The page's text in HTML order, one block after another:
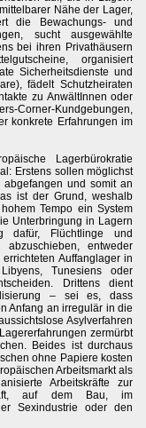
Nähe der Lager,
die Bewachungs- und
sucht ausgewählte
bei ihren Privathäusern
organisiert
Sicherheitsdienste und
fädelt Schutzheiraten
zu AnwältInnen oder
Corner-Kundgebungen,
konkrete Erfahrungen im
Lagerbürokratie
Erstens sollen möglichst
und somit an
ist der Grund, weshalb
Tempo ein System
Unterbringung in Lagern
dafür, Flüchtlinge und
abzuschieben, entweder
Auffanglager in
Tunesiens oder
Drittens dient
– sei es, dass
Anfang an irregulär in die
Asylverfahren
zermürbt
Beides ist durchaus
ohne Papiere kosten
Arbeitsmarkt als
Arbeitskräfte zur
auf dem Bau, im
Sexindustrie oder den